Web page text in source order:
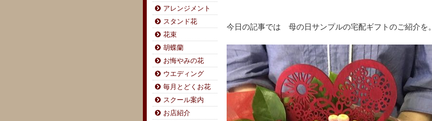
今日の記事では 母の日サンプルの宅配ギフトのご紹介を。
アレンジメント
スタンド花
花束
胡蝶蘭
お悔やみの花
ウエディング
毎月とどくお花
スクール案内
お店紹介